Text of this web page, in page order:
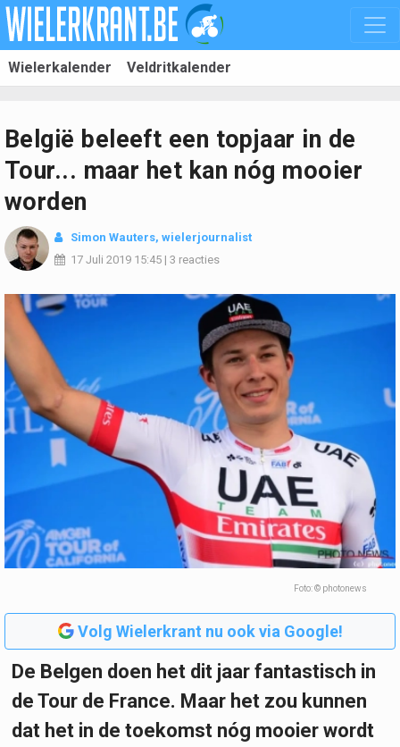
Wielerkalender Veldritkalender
België beleeft een topjaar in de
Tour... maar het kan nóg mooier
worden
Simon Wauters, wielerjournalist
17 Juli 2019 15:45 | 3 reacties
Foto: © photonews
Volg Wielerkrant nu ook via Google!
De Belgen doen het dit jaar fantastisch in
de Tour de France. Maar het zou kunnen
dat het in de toekomst nóg mooier wordt